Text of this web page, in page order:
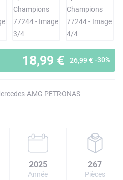
18,99 € 26,99 €-30%
AMG PETRONAS
2025
Année
267
Pièces